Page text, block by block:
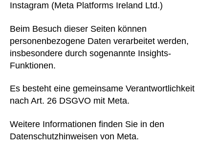
Instagram (Meta Platforms Ireland Ltd.)
Beim Besuch dieser Seiten können
personenbezogene Daten verarbeitet werden,
insbesondere durch sogenannte Insights-
Funktionen.
Es besteht eine gemeinsame Verantwortlichkeit
nach Art. 26 DSGVO mit Meta.
Weitere Informationen finden Sie in den
Datenschutzhinweisen von Meta.